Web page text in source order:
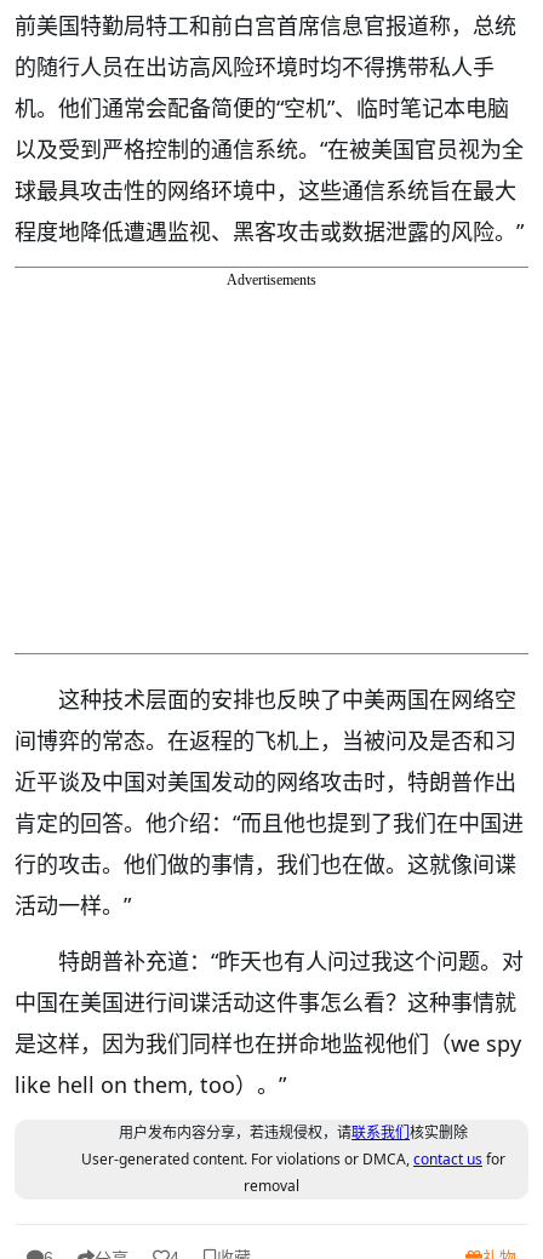
前美国特勤局特工和前白宫首席信息官报道称，总统
的随行人员在出访高风险环境时均不得携带私人手
机。他们通常会配备简便的“空机”、临时笔记本电脑
以及受到严格控制的通信系统。“在被美国官员视为全
球最具攻击性的网络环境中，这些通信系统旨在最大
程度地降低遭遇监视、黑客攻击或数据泄露的风险。”
Advertisements
这种技术层面的安排也反映了中美两国在网络空
间博弈的常态。在返程的飞机上，当被问及是否和习
近平谈及中国对美国发动的网络攻击时，特朗普作出
肯定的回答。他介绍：“而且他也提到了我们在中国进
行的攻击。他们做的事情，我们也在做。这就像间谍
活动一样。”
特朗普补充道：“昨天也有人问过我这个问题。对
中国在美国进行间谍活动这件事怎么看？这种事情就
是这样，因为我们同样也在拼命地监视他们（we spy
like hell on them, too）。”
用户发布内容分享，若违规侵权，请联系我们核实删除
User-generated content. For violations or DMCA,contact usfor
removal